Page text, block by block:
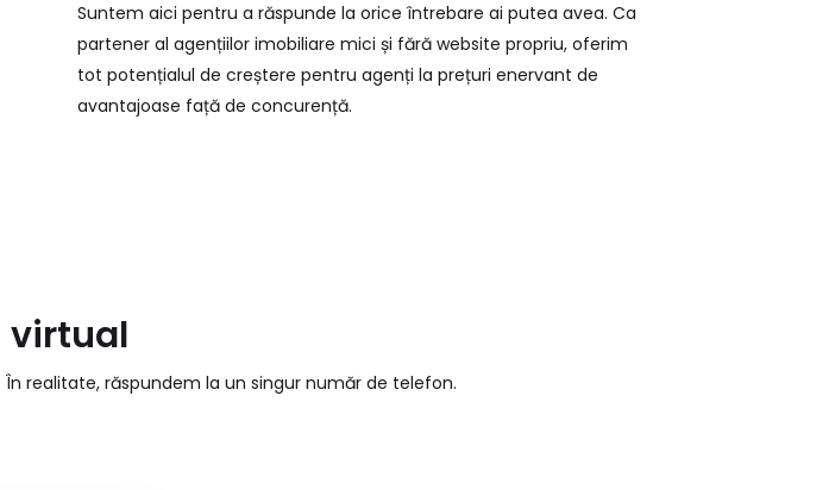
Suntem aici pentru a răspunde la orice întrebare ai putea avea. Ca
partener al agențiilor imobiliare mici și fără website propriu, oferim
tot potențialul de creștere pentru agenți la prețuri enervant de
avantajoase față de concurență.
virtual
realitate, răspundem la un singur număr de telefon.